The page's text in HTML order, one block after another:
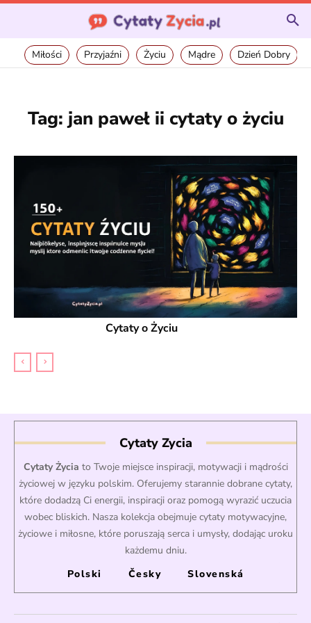
Miłości Przyjaźni Życiu Mądre Dzień Dobry
Tag: jan paweł ii cytaty o życiu
Cytaty o Życiu
Cytaty Zycia
Cytaty Życia to Twoje miejsce inspiracji, motywacji i mądrości
życiowej w języku polskim. Oferujemy starannie dobrane cytaty,
które dodadzą Ci energii, inspiracji oraz pomogą wyrazić uczucia
wobec bliskich. Nasza kolekcja obejmuje cytaty motywacyjne,
życiowe i miłosne, które poruszają serca i umysły, dodając uroku
każdemu dniu.
Polski
Česky Slovenská